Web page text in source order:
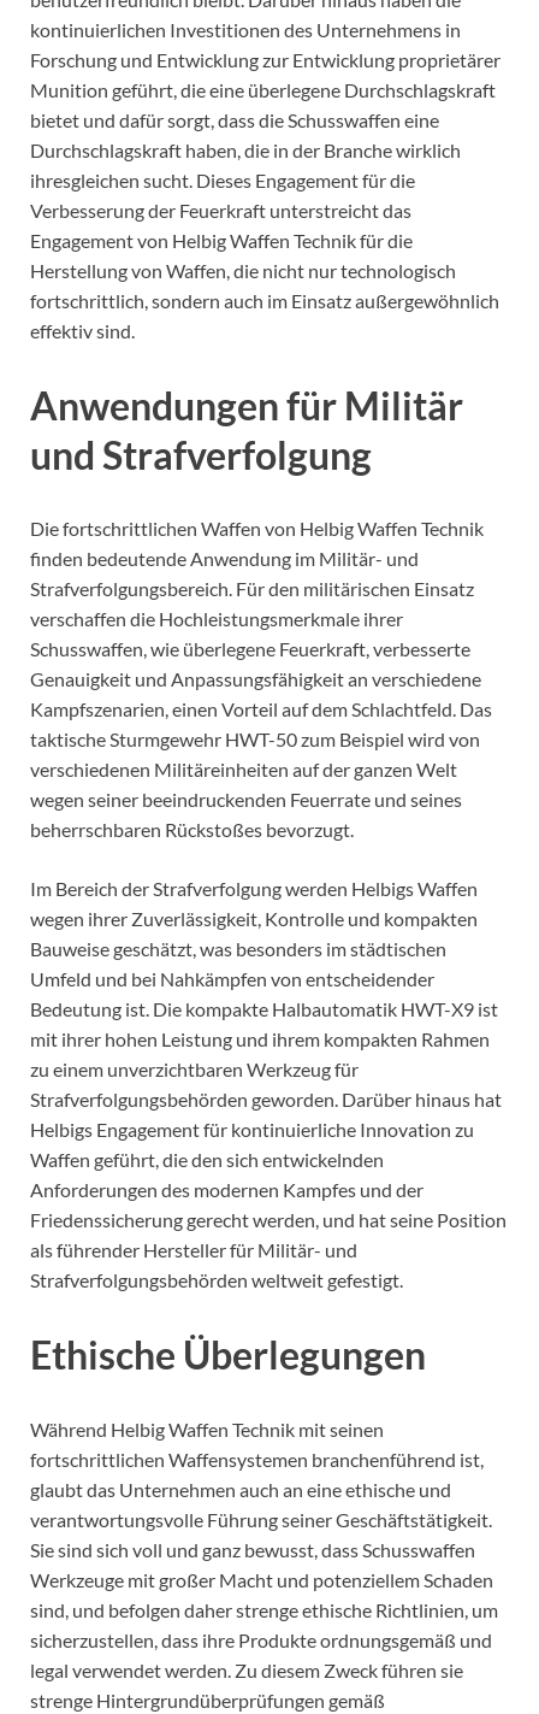
kontinuierlichen Investitionen des Unternehmens in
Forschung und Entwicklung zur Entwicklung proprietärer
Munition geführt, die eine überlegene Durchschlagskraft
bietet und dafür sorgt, dass die Schusswaffen eine
Durchschlagskraft haben, die in der Branche wirklich
ihresgleichen sucht. Dieses Engagement für die
Verbesserung der Feuerkraft unterstreicht das
Engagement von Helbig Waffen Technik für die
Herstellung von Waffen, die nicht nur technologisch
fortschrittlich, sondern auch im Einsatz außergewöhnlich
effektiv sind.
Anwendungen für Militär
und Strafverfolgung
Die fortschrittlichen Waffen von Helbig Waffen Technik
finden bedeutende Anwendung im Militär- und
Strafverfolgungsbereich. Für den militärischen Einsatz
verschaffen die Hochleistungsmerkmale ihrer
Schusswaffen, wie überlegene Feuerkraft, verbesserte
Genauigkeit und Anpassungsfähigkeit an verschiedene
Kampfszenarien, einen Vorteil auf dem Schlachtfeld. Das
taktische Sturmgewehr HWT-50 zum Beispiel wird von
verschiedenen Militäreinheiten auf der ganzen Welt
wegen seiner beeindruckenden Feuerrate und seines
beherrschbaren Rückstoßes bevorzugt.
Im Bereich der Strafverfolgung werden Helbigs Waffen
wegen ihrer Zuverlässigkeit, Kontrolle und kompakten
Bauweise geschätzt, was besonders im städtischen
Umfeld und bei Nahkämpfen von entscheidender
Bedeutung ist. Die kompakte Halbautomatik HWT-X9 ist
mit ihrer hohen Leistung und ihrem kompakten Rahmen
zu einem unverzichtbaren Werkzeug für
Strafverfolgungsbehörden geworden. Darüber hinaus hat
Helbigs Engagement für kontinuierliche Innovation zu
Waffen geführt, die den sich entwickelnden
Anforderungen des modernen Kampfes und der
Friedenssicherung gerecht werden, und hat seine Position
als führender Hersteller für Militär- und
Strafverfolgungsbehörden weltweit gefestigt.
Ethische Überlegungen
Während Helbig Waffen Technik mit seinen
fortschrittlichen Waffensystemen branchenführend ist,
glaubt das Unternehmen auch an eine ethische und
verantwortungsvolle Führung seiner Geschäftstätigkeit.
Sie sind sich voll und ganz bewusst, dass Schusswaffen
Werkzeuge mit großer Macht und potenziellem Schaden
sind, und befolgen daher strenge ethische Richtlinien, um
sicherzustellen, dass ihre Produkte ordnungsgemäß und
legal verwendet werden. Zu diesem Zweck führen sie
strenge Hintergrundüberprüfungen gemäß